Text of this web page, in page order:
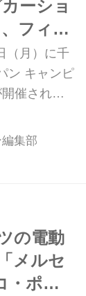
ーショ
フィア
スにし
カーな
（月）に千
ン キャンピ
催される
ィアット
ナル新型キ
る。
集部
の電動
メルセ
・ポー